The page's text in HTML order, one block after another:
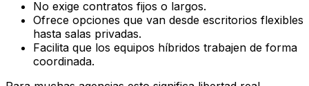
No exige contratos fijos o largos.
Ofrece opciones que van desde escritorios flexibles
hasta salas privadas.
Facilita que los equipos híbridos trabajen de forma
coordinada.